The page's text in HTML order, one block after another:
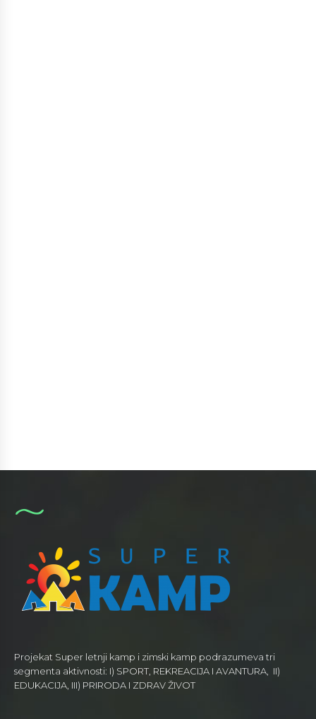
Projekat Super letnji kamp i zimski kamp podrazumeva tri
segmenta aktivnosti: I) SPORT, REKREACIJA I AVANTURA, II)
EDUKACIJA, III) PRIRODA I ZDRAV ŽIVOT